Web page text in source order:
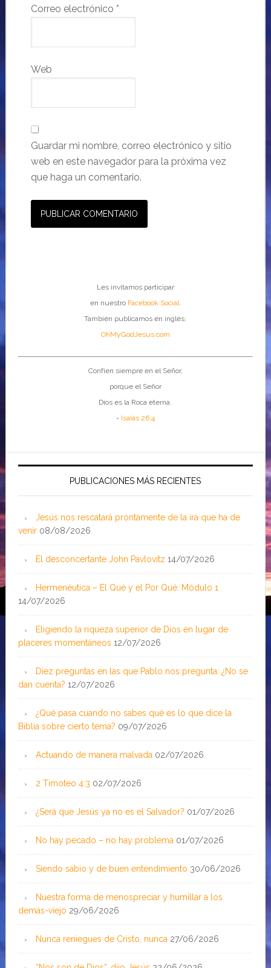
Correo electrónico *
Web
Guardar mi nombre, correo electrónico y sitio
web en este navegador para la próxima vez
que haga un comentario.
Les invitamos participar
en nuestro Facebook Social
También publicamos en inglés:
OhMyGodJesus.com
Confíen siempre en el Señor,
porque el Señor
Dios es la Roca eterna.
- Isaías 26:4
PUBLICACIONES MÁS RECIENTES
Jesús nos rescatará prontamente de la ira que ha de
venir 08/08/2026
El desconcertante John Pavlovitz 14/07/2026
Hermenéutica – El Qué y el Por Qué: Módulo 1
14/07/2026
Eligiendo la riqueza superior de Dios en lugar de
placeres momentáneos 12/07/2026
Diez preguntas en las que Pablo nos pregunta: ¿No se
dan cuenta? 12/07/2026
¿Qué pasa cuando no sabes qué es lo que dice la
Biblia sobre cierto tema? 09/07/2026
Actuando de manera malvada 02/07/2026
2 Timoteo 4:3 02/07/2026
¿Será que Jesús ya no es el Salvador? 01/07/2026
No hay pecado – no hay problema 01/07/2026
Siendo sabio y de buen entendimiento 30/06/2026
Nuestra forma de menospreciar y humillar a los
demás-viejo 29/06/2026
Nunca reniegues de Cristo, nunca 27/06/2026